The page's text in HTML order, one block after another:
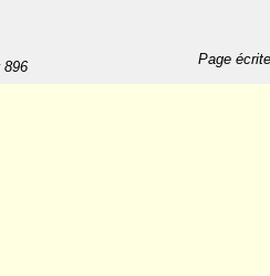
896 Page